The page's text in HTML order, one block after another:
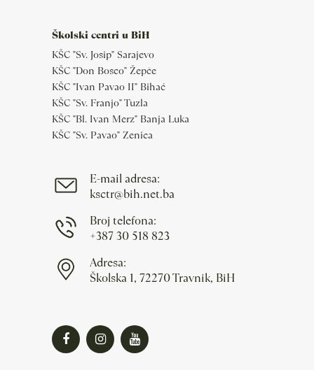
Školski centri u BiH
KŠC "Sv. Josip" Sarajevo
KŠC "Don Bosco" Žepče
KŠC "Ivan Pavao II" Bihać
KŠC "Sv. Franjo" Tuzla
KŠC "Bl. Ivan Merz" Banja Luka
KŠC "Sv. Pavao" Zenica
E-mail adresa:
ksctr@bih.net.ba
Broj telefona:
+387 30 518 823
Adresa:
Školska 1, 72270 Travnik, BiH